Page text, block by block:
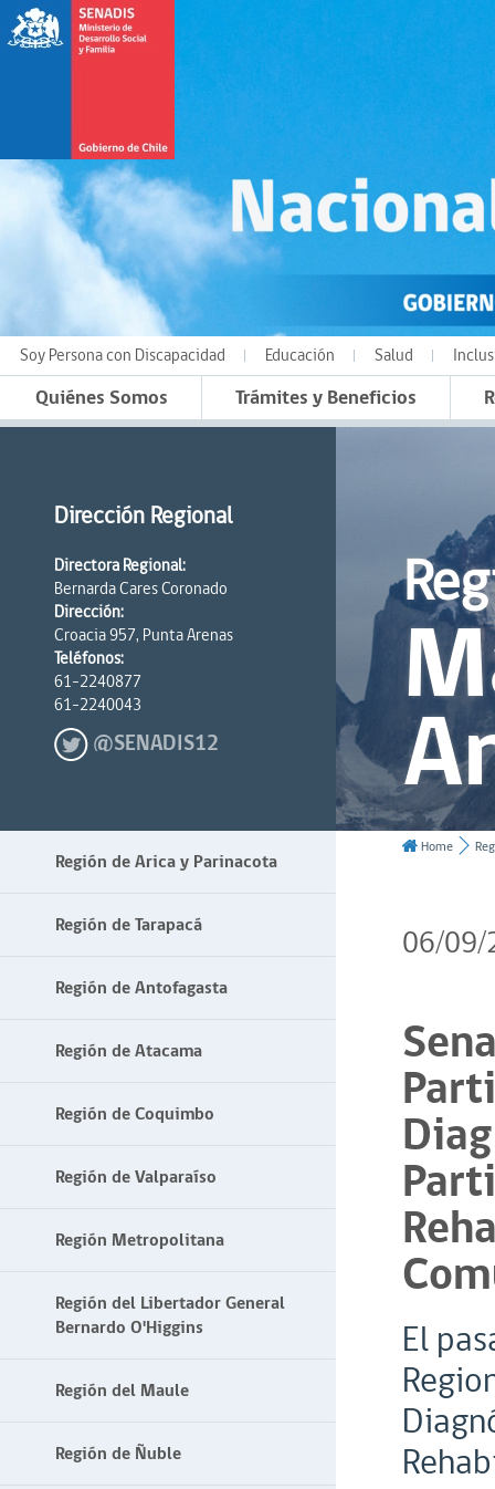
Soy Persona con Discapacidad Educación Salud
Quiénes Somos Trámites y Beneficios
Dirección Regional
Directora Regional:
Bernarda Cares Coronado
Dirección:
Croacia 957, Punta Arenas
Teléfonos:
61-2240877
61-2240043
@SENADIS12
Región de Arica y Parinacota
Región de Tarapacá
Región de Antofagasta
Región de Atacama
Región de Coquimbo
Región de Valparaíso
Región Metropolitana
Región del Libertador General
Bernardo O'Higgins
Región del Maule
Región de Ñuble
Home
06/
El